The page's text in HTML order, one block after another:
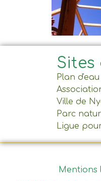
Sites
Plan
Ville de
Parc
Ligue
Mentions